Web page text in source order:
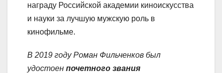
награду Российской академии киноискусства
и науки за лучшую мужскую роль в
кинофильме.
В 2019 году Роман Фильченков был
удостоен почетного звания